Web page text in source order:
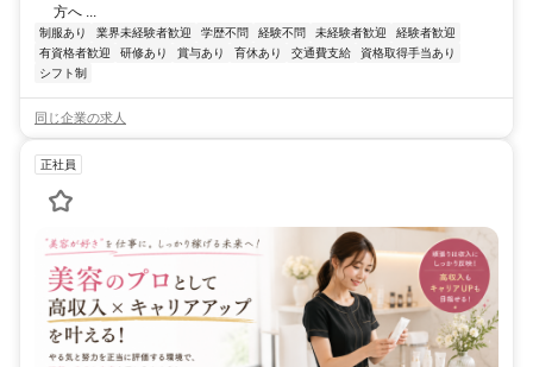
方へ ...
制服あり 業界未経験者歓迎 学歴不問 経験不問 未経験者歓迎
経験者歓迎
有資格者歓迎
研修あり 賞与あり 育休あり 交通費支給
資格取得手当あり
シフト制
同じ企業の求人
正社員